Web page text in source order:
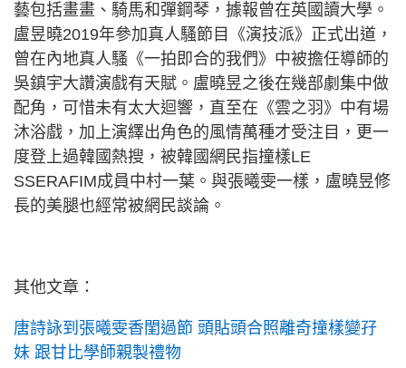
藝包括畫畫、騎馬和彈鋼琴，據報曾在英國讀大學。
盧昱曉2019年參加真人騷節目《演技派》正式出道，
曾在內地真人騷《一拍即合的我們》中被擔任導師的
吳鎮宇大讚演戲有天賦。盧曉昱之後在幾部劇集中做
配角，可惜未有太大迴響，直至在《雲之羽》中有場
沐浴戲，加上演繹出角色的風情萬種才受注目，更一
度登上過韓國熱搜，被韓國網民指撞樣LE
SSERAFIM成員中村一葉。與張曦雯一樣，盧曉昱修
長的美腿也經常被網民談論。
其他文章：
唐詩詠到張曦雯香閨過節 頭貼頭合照離奇撞樣變孖
妹 跟甘比學師親製禮物